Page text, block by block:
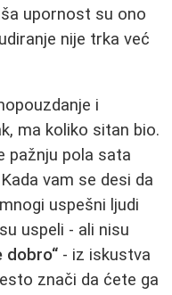
upornost su ono
nije trka već
i
ma koliko sitan bio.
pažnju pola sata
vam se desi da
uspešni ljudi
uspeli - ali nisu
dobro“ - iz iskustva
znači da ćete ga